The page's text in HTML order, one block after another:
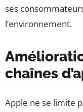
ses
l’environnement.
chaînes
Apple ne se limite